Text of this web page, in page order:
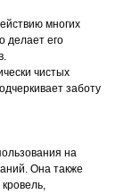
многих
делает его
чистых
заботу
на
Она также